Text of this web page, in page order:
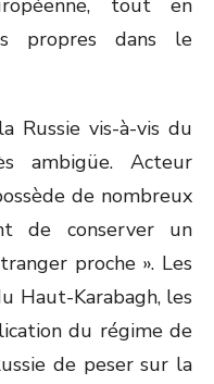
tout en
propres dans le
Russie vis-à-vis du
ambigüe. Acteur
de nombreux
de conserver un
proche ». Les
Haut-Karabagh, les
du régime de
de peser sur la